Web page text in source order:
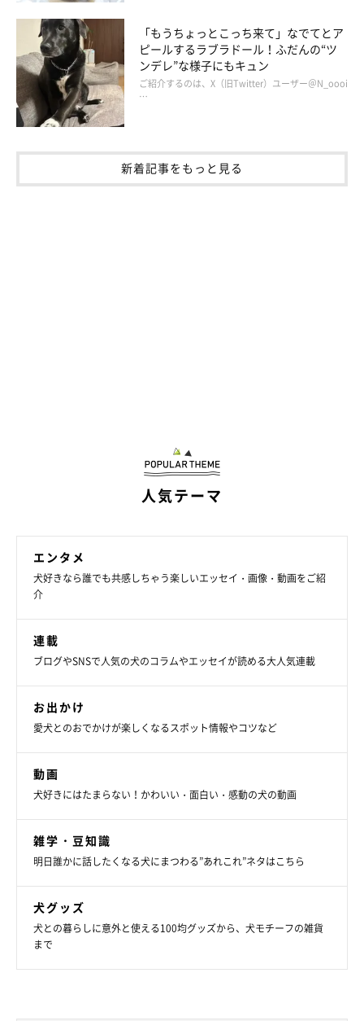
「もうちょっとこっち来て」なでてとア
ピールするラブラドール！ふだんの“ツ
ンデレ”な様子にもキュン
ご紹介するのは、X（旧Twitter）ユーザー＠N_oooi
…
新着記事をもっと見る
人気テーマ
エンタメ
犬好きなら誰でも共感しちゃう楽しいエッセイ・画像・動画をご紹
介
連載
ブログやSNSで人気の犬のコラムやエッセイが読める大人気連載
お出かけ
愛犬とのおでかけが楽しくなるスポット情報やコツなど
動画
犬好きにはたまらない！かわいい・面白い・感動の犬の動画
雑学・豆知識
明日誰かに話したくなる犬にまつわる”あれこれ”ネタはこちら
犬グッズ
犬との暮らしに意外と使える100均グッズから、犬モチーフの雑貨
まで